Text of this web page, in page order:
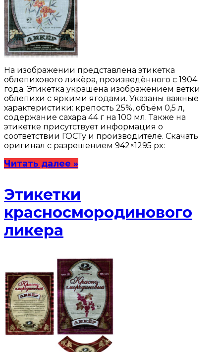
На изображении представлена этикетка
облепихового ликёра, произведённого с 1904
года. Этикетка украшена изображением ветки
облепихи с яркими ягодами. Указаны важные
характеристики: крепость 25%, объём 0,5 л,
содержание сахара 44 г на 100 мл. Также на
этикетке присутствует информация о
соответствии ГОСТу и производителе. Скачать
оригинал с разрешением 942×1295 px:
Читать далее »
Этикетки
красносмородинового
ликера